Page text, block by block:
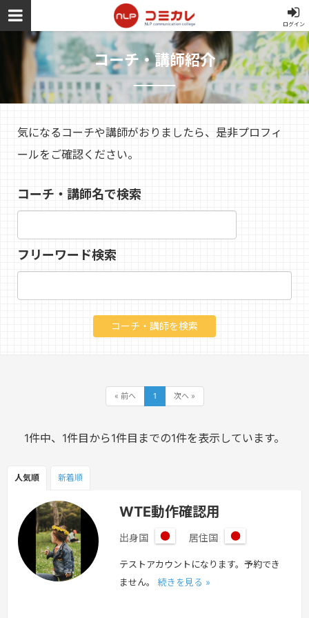
ログイン
コーチ・講師紹介
気になるコーチや講師がおりましたら、是非プロフィ
ールをご確認ください。
コーチ・講師名で検索
フリーワード検索
« 前へ 1 次へ »
1件中、1件目から1件目までの1件を表示しています。
人気順 新着順
WTE動作確認用
出身国
本
居住国
本
テストアカウントになります。予約でき
ません。 続きを見る »